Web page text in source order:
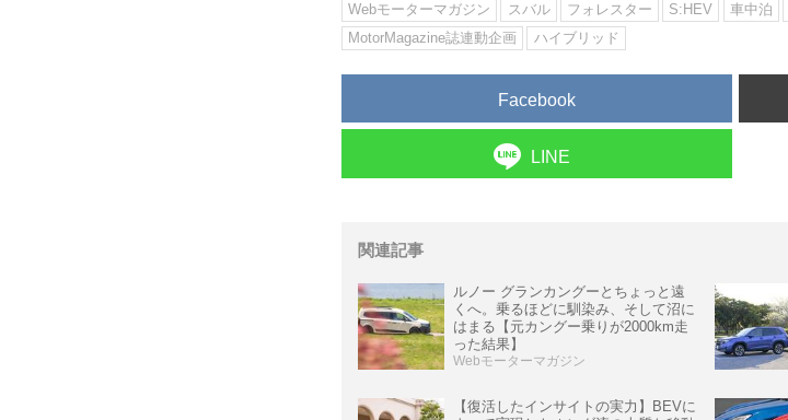
Webモーターマガジン スバル フォレスター S:HEV 車中泊
MotorMagazine誌連動企画
ハイブリッド
Facebook
LINE
関連記事
ルノー グランカングーとちょっと遠
くへ。乗るほどに馴染み、そして沼に
はまる【元カングー乗りが2000km走
った結果】
Webモーターマガジン
【復活したインサイトの実力】BEVに